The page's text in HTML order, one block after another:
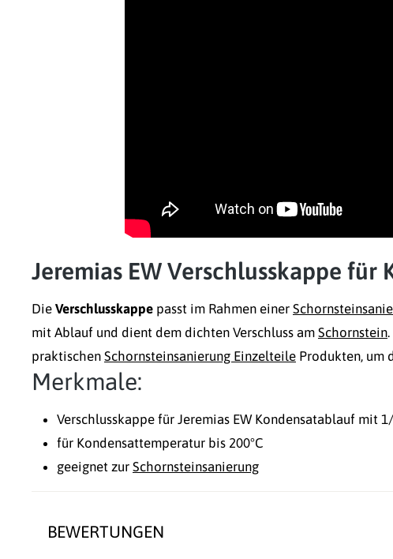
Jeremias EW Verschlusskappe für
Die Verschlusskappe passt im Rahmen einer
mit Ablauf und dient dem dichten Verschluss am Schornstein
praktischen Schornsteinsanierung Einzelteile Produkten, um
Merkmale:
Verschlusskappe für Jeremias EW Kondensatablauf mit
für Kondensattemperatur bis 200°C
geeignet zur Schornsteinsanierung
BEWERTUNGEN